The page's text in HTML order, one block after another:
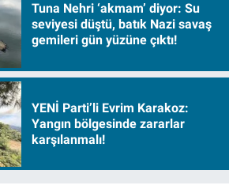
Tuna Nehri ‘akmam’ diyor: Su
seviyesi düştü, batık Nazi savaş
gemileri gün yüzüne çıktı!
YENİ Parti’li Evrim Karakoz:
Yangın bölgesinde zararlar
karşılanmalı!